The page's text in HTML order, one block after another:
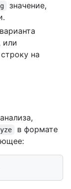
значение,
или
на
в формате